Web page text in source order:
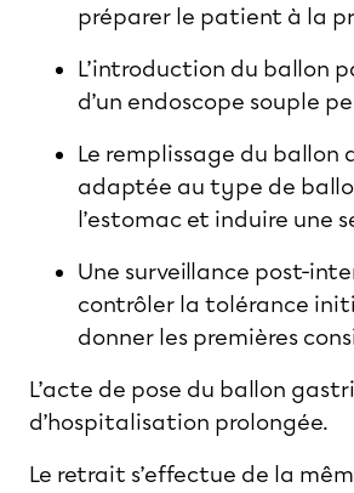
préparer le patient à la
L’introduction du ballon
d’un endoscope souple
Le remplissage du
adaptée au type de
l’estomac et induire une
Une surveillance post-
contrôler la tolérance
donner les premières
L’acte de pose du ballon
d’hospitalisation prolongée.
Le retrait s’effectue de la